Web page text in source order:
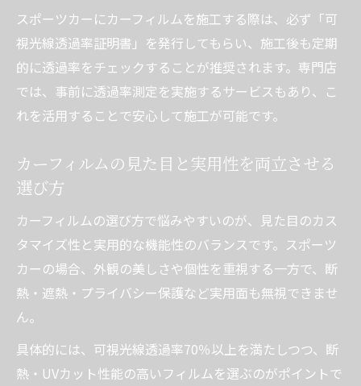
スポーツカーにカーフィルムを施工する際は、必ず「可
視光線透過率証明書」を発行してもらい、施工後も定期
的に透過率をチェックすることが推奨されます。専門店
では、事前に透過率測定を実施するサービスもあり、こ
れを活用することで安心して施工が可能です。
カーフィルムの見た目と実用性を両立させる
選び方
カーフィルムの選び方で悩みやすいのが、見た目のカス
タマイズ性と実用的な機能性のバランスです。スポーツ
カーの場合、外観の美しさや個性を重視する一方で、断
熱・遮熱・プライバシー保護など実用面も無視できませ
ん。
具体的には、可視光線透過率70％以上を満たしつつ、断
熱・UVカット性能の高いフィルムを選ぶのがポイントで